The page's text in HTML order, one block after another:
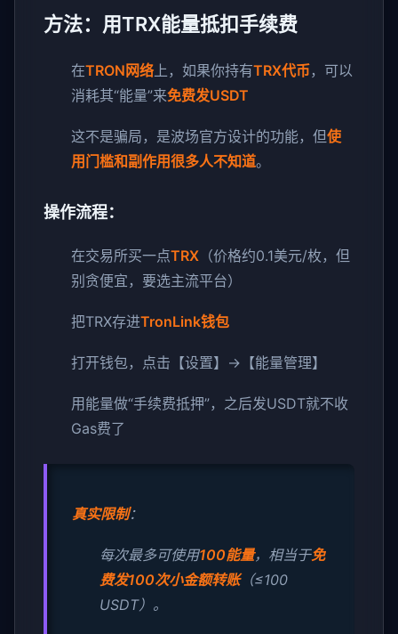
方法：用TRX能量抵扣手续费
在TRON网络上，如果你持有TRX代币，可以
消耗其“能量”来免费发USDT
这不是骗局，是波场官方设计的功能，但使
用门槛和副作用很多人不知道。
操作流程：
在交易所买一点TRX （价格约0.1美元/枚，但
别贪便宜，要选主流平台）
把TRX存进TronLink钱包
打开钱包，点击【设置】→【能量管理】
用能量做“手续费抵押”，之后发USDT就不收
Gas费了
真实限制：
每次最多可使用100能量，相当于免
费发100次小金额转账（≤100
USDT）。